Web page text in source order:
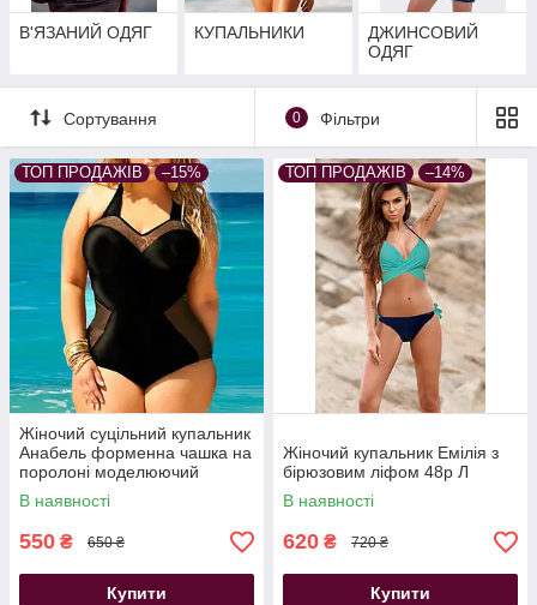
В'ЯЗАНИЙ ОДЯГ КУПАЛЬНИКИ
ДЖИНСОВИЙ
ОДЯГ
Сортування 0 Фільтри
ТОП ПРОДАЖІВ –15%
Жіночий суцільний купальник
Анабель форменна чашка на
поролоні моделюючий
фігура чорний 48-50 р
В наявності
550 ₴ 650 ₴
Купити
ТОП ПРОДАЖІВ –14%
Жіночий купальник Емілія з
бірюзовим ліфом 48р Л
В наявності
620 ₴ 720 ₴
Купити